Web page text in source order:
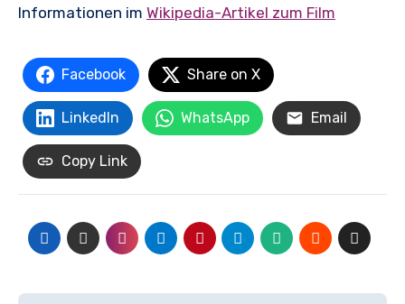
Informationen im Wikipedia-Artikel zum Film
Facebook Share on X
LinkedIn WhatsApp Email
Copy Link